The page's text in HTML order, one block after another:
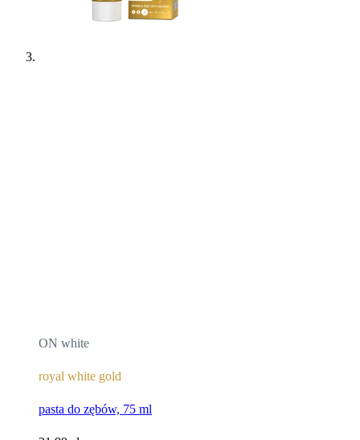
ON white
royal white gold
pasta do zębów, 75 ml